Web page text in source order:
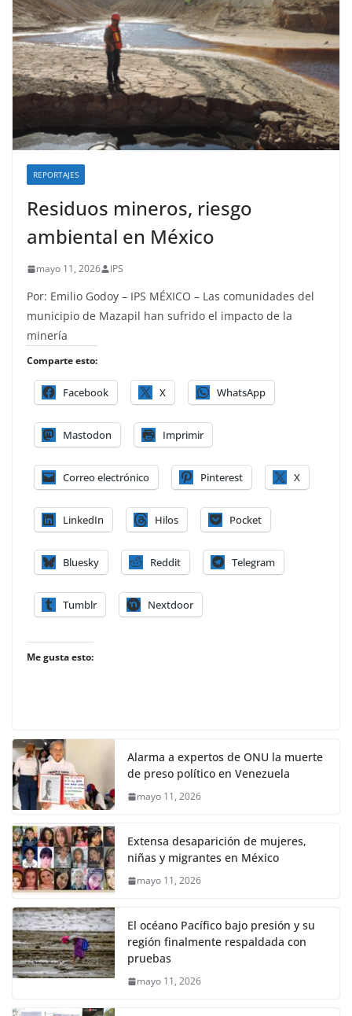
REPORTAJES
Residuos mineros, riesgo
ambiental en México
mayo 11, 2026 IPS
Por: Emilio Godoy – IPS MÉXICO – Las comunidades del
municipio de Mazapil han sufrido el impacto de la
minería
Comparte esto:
Facebook X WhatsApp
Mastodon Imprimir
Correo electrónico Pinterest X
LinkedIn Hilos Pocket
Bluesky Reddit Telegram
Tumblr Nextdoor
Me gusta esto:
Alarma a expertos de ONU la muerte
de preso político en Venezuela
mayo 11, 2026
Extensa desaparición de mujeres,
niñas y migrantes en México
mayo 11, 2026
El océano Pacífico bajo presión y su
región finalmente respaldada con
pruebas
mayo 11, 2026